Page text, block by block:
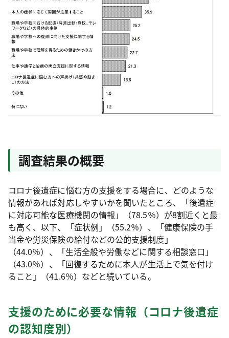
調査結果の概要
コロナ後遺症に悩む方の支援をする場合に、どのような
情報があれば対応しやすいかを聞いたところ、「後遺症
に対応可能な医療機関の情報」（78.5％）が8割近くと最
も高く、以下、「症状例」（55.2％）、「健康保険の手
当金や労災保険の給付などの公的支援制度」
（44.0％）、「生活全般や労働などに関する相談窓口」
（43.0％）、「回復するために本人が生活上で気を付け
ること」（41.6％）などと続いている。
支援のために必要な情報（コロナ後遺症
の認知度別）